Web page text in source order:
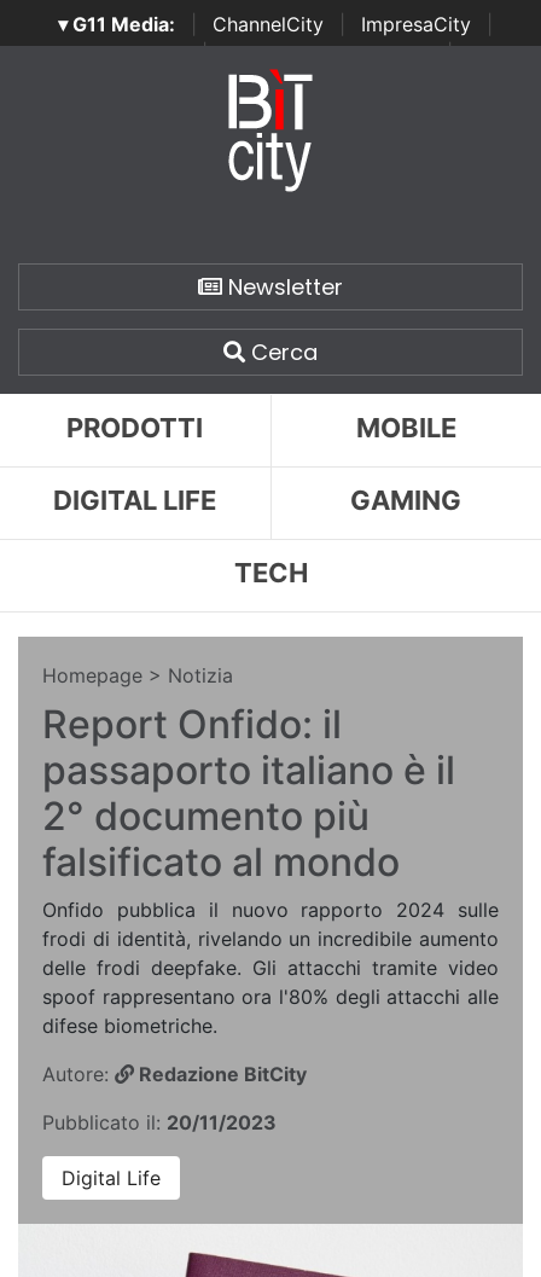
▾ G11 Media: ChannelCity ImpresaCity
SecurityOpenLab | Italian Channel Awards | Italian
Italian Security Awards
Newsletter
Cerca
PRODOTTI MOBILE
DIGITAL LIFE GAMING
TECH
Homepage > Notizia
Report Onfido: il
passaporto italiano è il
2° documento più
falsificato al mondo
Onfido pubblica il nuovo rapporto 2024 sulle
frodi di identità, rivelando un incredibile aumento
delle frodi deepfake. Gli attacchi tramite video
spoof rappresentano ora l'80% degli attacchi alle
difese biometriche.
Autore:
Redazione BitCity
Pubblicato il: 20/11/2023
Digital Life